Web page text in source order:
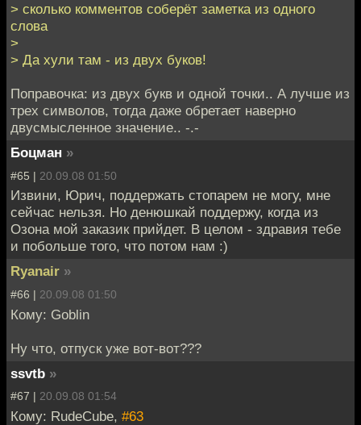
> сколько комментов соберёт заметка из одного
слова
>
> Да хули там - из двух буков!
Поправочка: из двух букв и одной точки.. А лучше из
трех символов, тогда даже обретает наверно
двусмысленное значение.. -.-
Боцман »
#65 | 20.09.08 01:50
Извини, Юрич, поддержать стопарем не могу, мне
сейчас нельзя. Но денюшкай поддержу, когда из
Озона мой заказик прийдет. В целом - здравия тебе
и побольше того, что потом нам :)
Ryanair »
#66 | 20.09.08 01:50
Кому: Goblin
Ну что, отпуск уже вот-вот???
ssvtb »
#67 | 20.09.08 01:54
Кому: RudeCube, #63